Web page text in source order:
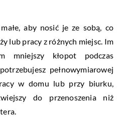
aby nosić je ze sobą, co
lub pracy z różnych miejsc. Im
mniejszy kłopot podczas
pełnowymiarowej
w domu lub przy biurku,
do przenoszenia niż